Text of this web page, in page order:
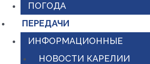
ПОГОДА
ПЕРЕДАЧИ
ИНФОРМАЦИОННЫЕ
НОВОСТИ КАРЕЛИИ